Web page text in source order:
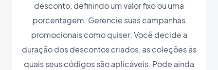
desconto, definindo um valor fixo ou uma
porcentagem. Gerencie suas campanhas
promocionais como quiser: Você decide a
duração dos descontos criados, as coleções às
quais seus códigos são aplicáveis. Pode ainda